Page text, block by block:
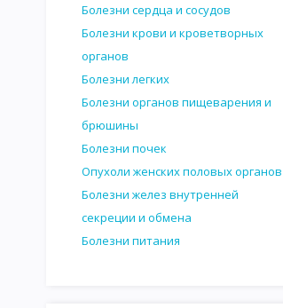
ОНКОГЕННЫЕ ВИРУСЫ
ВОЗБУДИТЕЛИ КАНДИДАМИКОЗА
САНИТАРНАЯ МИКРОБИОЛОГИЯ
САНИТАРНО-БАКТЕРИОЛОГИЧЕСКОЕ
САНИТАРНО - БАКТЕРИОЛОГИЧЕСКОЕ
ИССЛЕДОВАНИЕ МОЛОКА И МОЛОЧНЫХ
ИССЛЕДОВАНИЕ НАПИТКОВ И СИРОПОВ
ИССЛЕДОВАНИЕ ПЕРЕВЯЗОЧНОГО И
Болезни сердца и сосудов
Болезни крови и кроветворных
органов
Болезни легких
Болезни органов пищеварения и
брюшины
Болезни почек
Опухоли женских половых органов
Болезни желез внутренней
секреции и обмена
Болезни питания